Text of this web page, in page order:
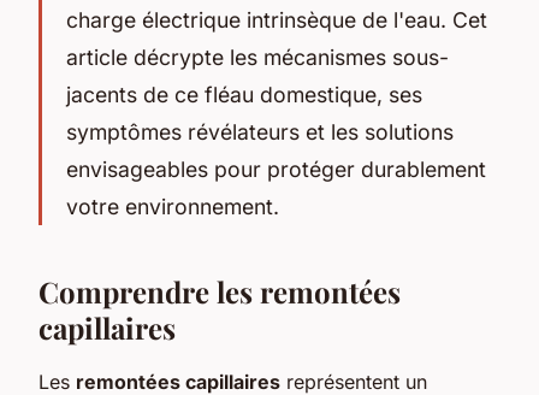
charge électrique intrinsèque de l'eau. Cet
article décrypte les mécanismes sous-
jacents de ce fléau domestique, ses
symptômes révélateurs et les solutions
envisageables pour protéger durablement
votre environnement.
Comprendre les remontées
capillaires
Les remontées capillaires représentent un